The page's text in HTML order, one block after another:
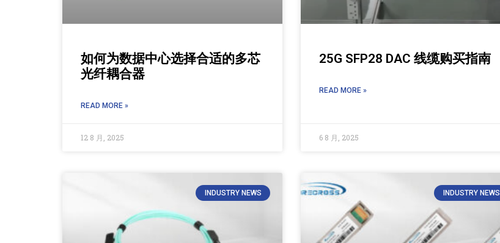
如何为数据中心选择合适的多芯
光纤耦合器
READ MORE »
12 8 月, 2025
25G SFP28 DAC 线缆购买指南
READ MORE »
6 8 月, 2025
INDUSTRY NEWS INDUSTRY NEWS